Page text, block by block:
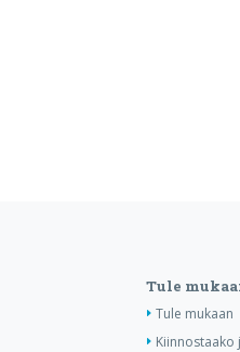
Tule
Tule mukaan
Kiinnostaako